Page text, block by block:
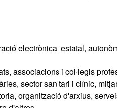
electrònica: estatal,
associacions i col·legis
sector sanitari i clínic,
organització d'arxius,